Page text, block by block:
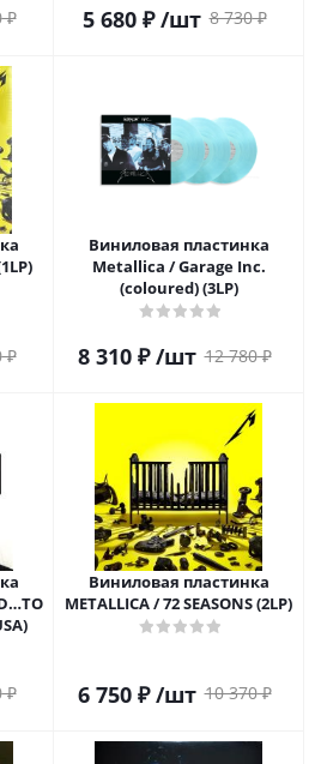
₽ 5 680₽ /шт 8 730₽
₽
Виниловая пластинка
Metallica / Garage Inc.
(coloured) (3LP)
8 310₽ /шт 12 780₽
₽
Виниловая пластинка
METALLICA / 72 SEASONS (2LP)
6 750₽ /шт 10 370₽